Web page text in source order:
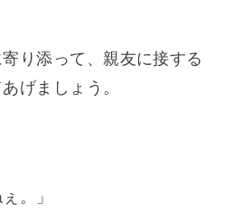
り添って、親友に接する
げましょう。
。」